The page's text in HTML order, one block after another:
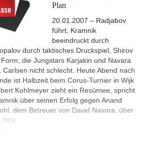
Plan
20.01.2007 – Radjabov
führt, Kramnik
beeindruckt durch
durch taktisches Druckspiel, Shirov
die Jungstars Karjakin und Navara
Carlsen nicht schlecht. Heute Abend nach
ist Halbzeit beim Corus-Turnier in Wijk
Kohlmeyer zieht ein Resümee, spricht
über seinen Erfolg gegen Anand
dem Betreuer von David Navara, über